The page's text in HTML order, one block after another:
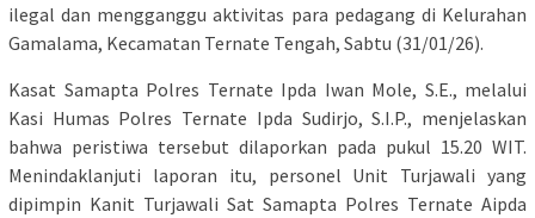
ilegal dan mengganggu aktivitas para pedagang di Kelurahan
Gamalama, Kecamatan Ternate Tengah, Sabtu (31/01/26).
Kasat Samapta Polres Ternate Ipda Iwan Mole, S.E., melalui
Kasi Humas Polres Ternate Ipda Sudirjo, S.I.P., menjelaskan
bahwa peristiwa tersebut dilaporkan pada pukul 15.20 WIT.
Menindaklanjuti laporan itu, personel Unit Turjawali yang
dipimpin Kanit Turjawali Sat Samapta Polres Ternate Aipda